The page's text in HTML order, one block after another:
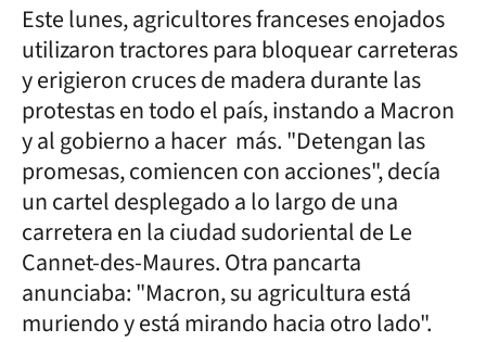
Este lunes, agricultores franceses enojados
utilizaron tractores para bloquear carreteras
y erigieron cruces de madera durante las
protestas en todo el país, instando a Macron
y al gobierno a hacer más. "Detengan las
promesas, comiencen con acciones", decía
un cartel desplegado a lo largo de una
carretera en la ciudad sudoriental de Le
Cannet-des-Maures. Otra pancarta
anunciaba: "Macron, su agricultura está
muriendo y está mirando hacia otro lado".